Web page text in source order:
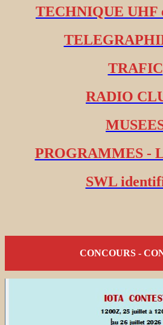
TECHNIQUE UHF
TRAFIC
RADIO
PROGRAMMES -
SWL
CONCOURS -